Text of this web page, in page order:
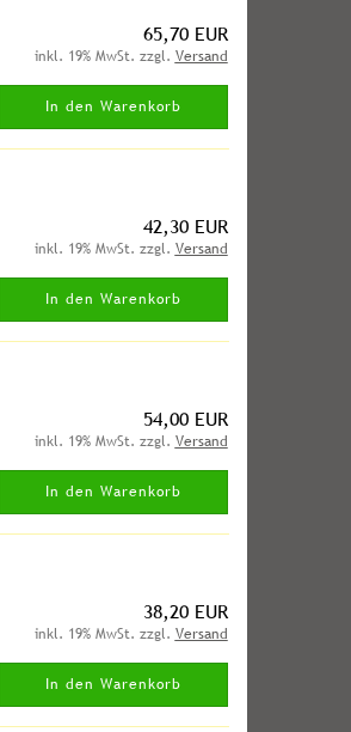
65,70 EUR
inkl. 19% MwSt. zzgl. Versand
In den Warenkorb
42,30 EUR
inkl. 19% MwSt. zzgl. Versand
In den Warenkorb
54,00 EUR
inkl. 19% MwSt. zzgl. Versand
In den Warenkorb
38,20 EUR
inkl. 19% MwSt. zzgl. Versand
In den Warenkorb